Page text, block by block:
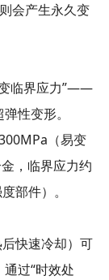
会产生永久变
变临界应力”——
性变形。
（易变
，临界应力约
部件）。
快速冷却）可
过“时效处